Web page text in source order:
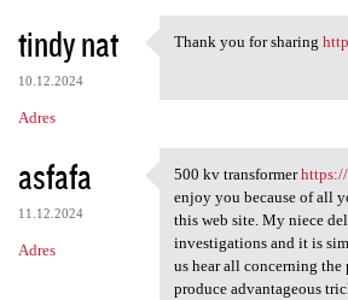
tindy nat
10.12.2024
Adres
Thank you for
Thank you for sharing
asfafa
11.12.2024
Adres
500 kv transformer
500 kv transformer
enjoy you because of all
this web site. My niece
investigations and it is
us hear all concerning
produce advantageous